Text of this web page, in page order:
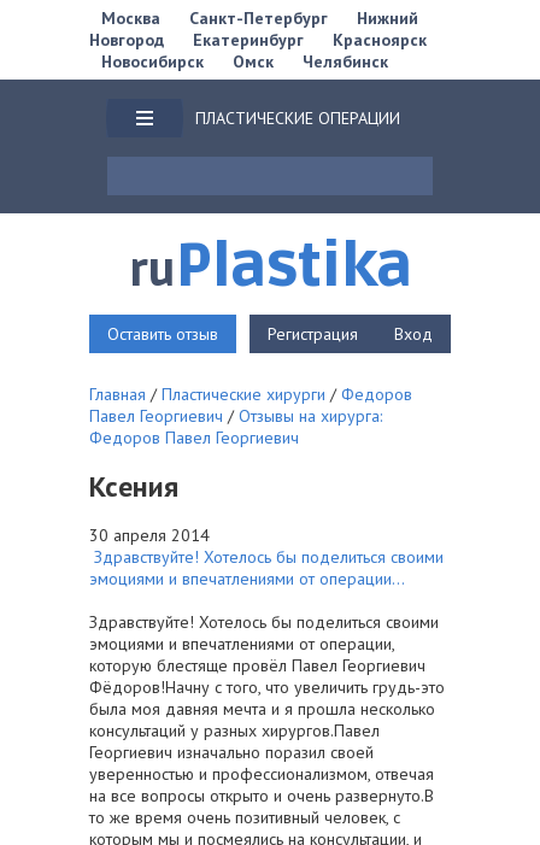
Москва Санкт-Петербург
Нижний
Новгород
Екатеринбург
Красноярск
Новосибирск
Омск Челябинск
ПЛАСТИЧЕСКИЕ ОПЕРАЦИИ
ruPlastika
Оставить отзыв Регистрация Вход
Главная /Пластические хирурги /Федоров
Павел Георгиевич /Отзывы на хирурга:
Федоров Павел Георгиевич
Ксения
30 апреля 2014
Здравствуйте! Хотелось бы поделиться своими
эмоциями и впечатлениями от операции...
Здравствуйте! Хотелось бы поделиться своими
эмоциями и впечатлениями от операции,
которую блестяще провёл Павел Георгиевич
Фёдоров!Начну с того, что увеличить грудь-это
была моя давняя мечта и я прошла несколько
консультаций у разных хирургов.Павел
Георгиевич изначально поразил своей
уверенностью и профессионализмом, отвечая
на все вопросы открыто и очень развернуто.В
то же время очень позитивный человек, с
которым мы и посмеялись на консультации, и